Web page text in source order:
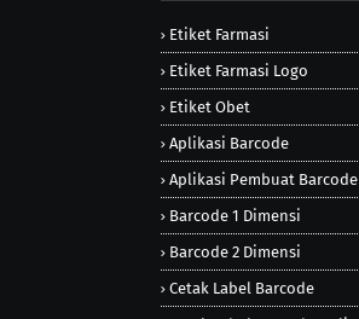
Etiket Farmasi
Etiket Farmasi Logo
Etiket Obet
Aplikasi Barcode
Aplikasi Pembuat Barcode
Barcode 1 Dimensi
Barcode 2 Dimensi
Cetak Label Barcode